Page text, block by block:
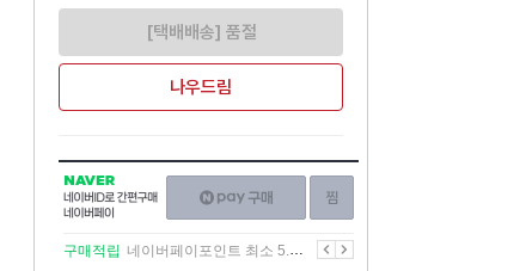
[택배배송] 품절
나우드림
NAVER
네이버
ID로
간편구매
네이버페이
구매하기
이전
구매적립 네이버페이포인트 최소 5.5% 적립 다음